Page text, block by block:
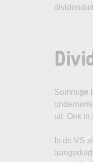
Sommige
uit. Ook in
In de VS